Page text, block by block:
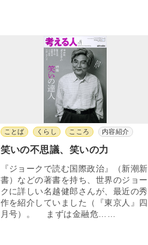
ことば くらし こころ 内容紹介
笑いの不思議、笑いの力
『ジョークで読む国際政治』（新潮新
書）などの著書を持ち、世界のジョー
クに詳しい名越健郎さんが、最近の秀
作を紹介していました（『東京人』四
月号）。 まずは金融危……